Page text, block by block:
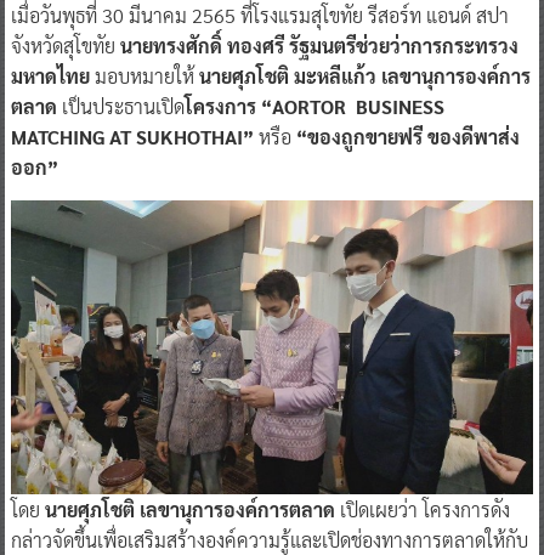
เมื่อวันพุธที่ 30 มีนาคม 2565 ที่โรงแรมสุโขทัย รีสอร์ท แอนด์ สปา
จังหวัดสุโขทัย นายทรงศักดิ์ ทองศรี รัฐมนตรีช่วยว่าการกระทรวง
มหาดไทยมอบหมายให้นายศุภโชติ มะหลีแก้ว เลขานุการองค์การ
ตลาด เป็นประธานเปิดโครงการ “AORTOR BUSINESS
MATCHING AT SUKHOTHAI” หรือ “ของถูกขายฟรี ของดีพาส่ง
ออก”
โดย นายศุภโชติ เลขานุการองค์การตลาด เปิดเผยว่า โครงการดัง
กล่าวจัดขึ้นเพื่อเสริมสร้างองค์ความรู้และเปิดช่องทางการตลาดให้กับ